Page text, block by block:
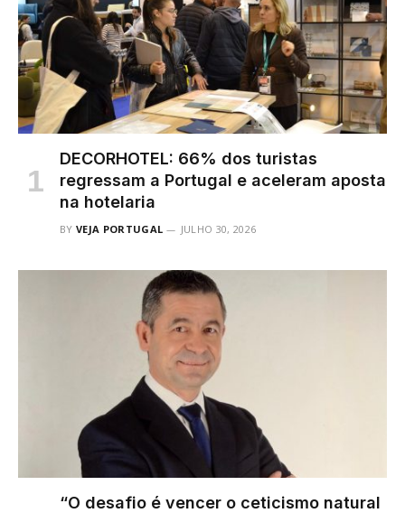
DECORHOTEL: 66% dos turistas
regressam a Portugal e aceleram aposta
na hotelaria
BY VEJA PORTUGAL JULHO 30, 2026
“O desafio é vencer o ceticismo natural